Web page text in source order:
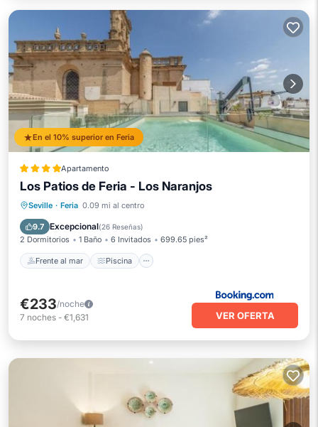
En el 10% superior en Feria
Apartamento
Los Patios de Feria - Los Naranjos
Seville · Feria 0.09 mi al centro
9.7 Excepcional(26 Reseñas)
2 Dormitorios 1 Baño 6 Invitados 699.65 pies²
Frente al mar Piscina
Frente al mar
Balcón/Terraza
€233/noche
7 noches - €1,631 VER OFERTA